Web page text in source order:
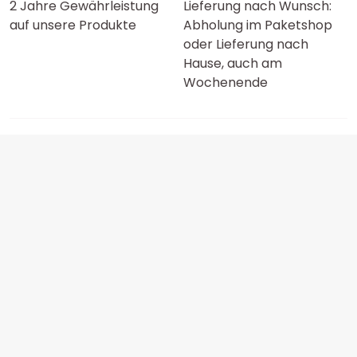
2 Jahre Gewährleistung
auf unsere Produkte
Lieferung nach Wunsch:
Abholung im Paketshop
oder Lieferung nach
Hause, auch am
Wochenende